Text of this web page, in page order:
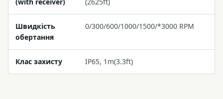
Швидкість
обертання
0/300/600/1000/1500/*3000 RPM
Клас захисту IP65, 1m(3.3ft)